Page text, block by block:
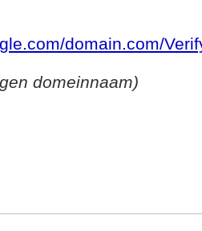
domain.com/
domeinnaam)